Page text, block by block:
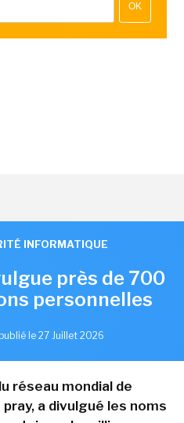
OK
INFORMATIQUE
près de 700
personnelles
publié le 27 Juillet 2026
réseau mondial de
a divulgué les noms